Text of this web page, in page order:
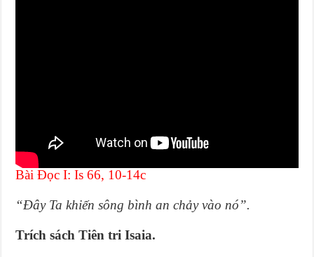
Bài Ðọc I: Is 66, 10-14c
“Ðây Ta khiến sông bình an chảy vào nó”.
Trích sách Tiên tri Isaia.